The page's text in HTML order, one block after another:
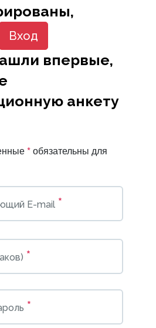
Вход
впервые,
анкету
*обязательны для
E-mail *
*
*